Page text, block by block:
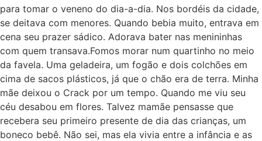
para tomar o veneno do dia-a-dia. Nos bordéis da cidade,
se deitava com menores. Quando bebia muito, entrava em
cena seu prazer sádico. Adorava bater nas menininhas
com quem transava.Fomos morar num quartinho no meio
da favela. Uma geladeira, um fogão e dois colchões em
cima de sacos plásticos, já que o chão era de terra. Minha
mãe deixou o Crack por um tempo. Quando me viu seu
céu desabou em flores. Talvez mamãe pensasse que
recebera seu primeiro presente de dia das crianças, um
boneco bebê. Não sei, mas ela vivia entre a infância e as